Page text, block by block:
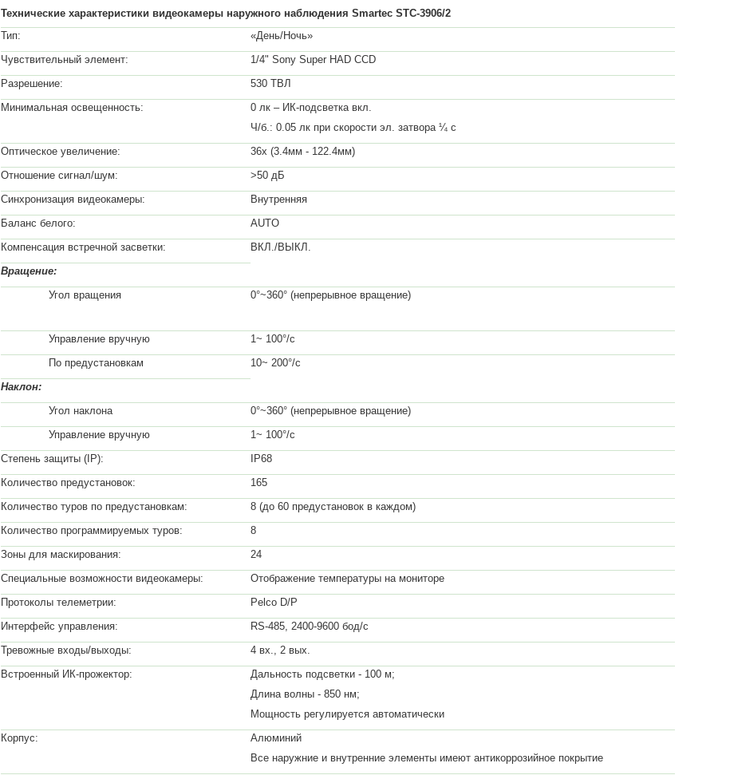
Технические характеристики видеокамеры наружного наблюдения Smartec STC-3906/2
Тип:
«День/Ночь»
Чувствительный элемент:
1/4" Sony Super HAD CCD
Разрешение:
530 ТВЛ
Минимальная освещенность:
0 лк – ИК-подсветка вкл.
Ч/б.: 0.05 лк при скорости эл. затвора ¼ с
Оптическое увеличение:
36х (3.4мм - 122.4мм)
Отношение сигнал/шум:
>50 дБ
Синхронизация видеокамеры:
Внутренняя
Баланс белого:
AUTO
Компенсация встречной засветки:
ВКЛ./ВЫКЛ.
Вращение:
Угол вращения
0°~360° (непрерывное вращение)
Управление вручную
1~ 100°/с
По предустановкам
10~ 200°/с
Наклон:
Угол наклона
0°~360° (непрерывное вращение)
Управление вручную
1~ 100°/с
Степень защиты (IP):
IP68
Количество предустановок:
165
Количество туров по предустановкам:
8 (до 60 предустановок в каждом)
Количество программируемых туров:
8
Зоны для маскирования:
24
Специальные возможности видеокамеры:
Отображение температуры на мониторе
Протоколы телеметрии:
Pelco D/P
Интерфейс управления:
RS-485, 2400-9600 бод/с
Тревожные входы/выходы:
4 вх., 2 вых.
Встроенный ИК-прожектор:
Дальность подсветки - 100 м;
Длина волны - 850 нм;
Мощность регулируется автоматически
Корпус:
Алюминий
Все наружние и внутренние элементы имеют антикоррозийное покрытие